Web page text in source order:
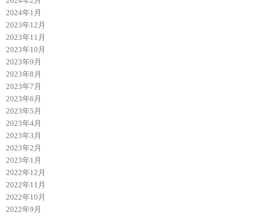
2024年1月
2023年12月
2023年11月
2023年10月
2023年9月
2023年8月
2023年7月
2023年6月
2023年5月
2023年4月
2023年3月
2023年2月
2023年1月
2022年12月
2022年11月
2022年10月
2022年9月